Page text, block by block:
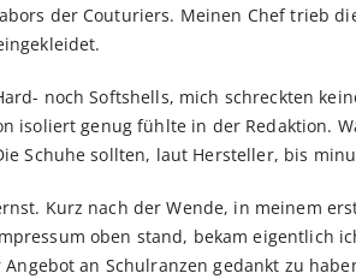
der Couturiers. Meinen Chef trieb
noch Softshells, mich schreckten
isoliert genug fühlte in der Redaktion.
Schuhe sollten, laut Hersteller, bis
Kurz nach der Wende, in meinem
oben stand, bekam eigentlich
an Schulranzen gedankt zu